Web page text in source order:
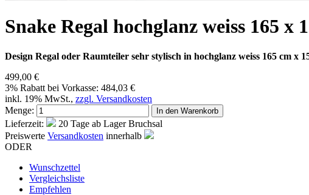
Snake Regal hochglanz weiss 165 x
Design Regal oder Raumteiler sehr stylisch in hochglanz weiss 165 cm x
499,00 €
3% Rabatt bei Vorkasse: 484,03 €
inkl. 19% MwSt., zzgl. Versandkosten
Menge:
In den Warenkorb
Lieferzeit:
20 Tage ab Lager Bruchsal
Preiswerte Versandkosten innerhalb
ODER
Wunschzettel
Vergleichsliste
Empfehlen